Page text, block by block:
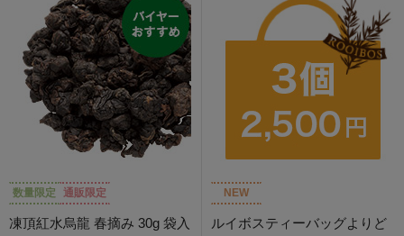
数量限定 通販限定
凍頂紅水烏龍 春摘み 30g 袋入
NEW
ルイボスティーバッグよりど